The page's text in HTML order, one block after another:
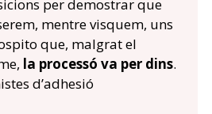
per demostrar que
mentre visquem, uns
que, malgrat el
la processó va per dins.
d’adhesió